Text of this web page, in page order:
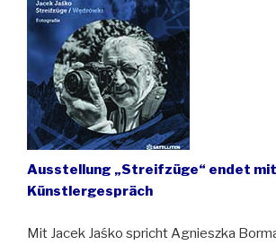
Ausstellung „Streifzüge“ endet
Künstlergespräch
Mit Jacek Jaśko spricht Agnieszka